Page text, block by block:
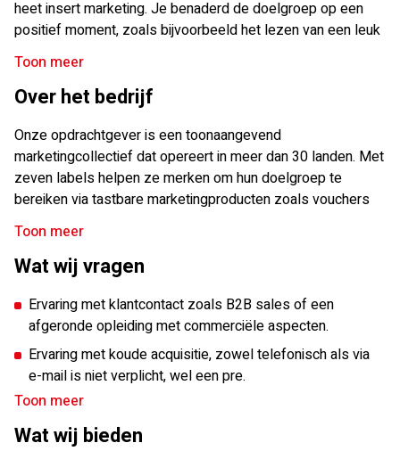
heet insert marketing. Je benaderd de doelgroep op een
positief moment, zoals bijvoorbeeld het lezen van een leuk
tijdschrift of het openen van een pakketje. Als
accountmanager zorg je ervoor dat insert marketing een
integraal onderdeel wordt van de marketingmix van
leads op en werk je aan koude acquisitie via telefoon, e-
mail, face-to-face en LinkedIn. Naast klantcontact, werk je
nauw samen met de Head of Sales en het team om
strategische verkoopkansen te benutten en processen te
optimaliseren. Deels werk je vanuit huis en deels vanuit het
Toon meer
Over het bedrijf
Onze opdrachtgever is een toonaangevend
marketingcollectief dat opereert in meer dan 30 landen. Met
zeven labels helpen ze merken om hun doelgroep te
bereiken via tastbare marketingproducten zoals vouchers
en giftcards. Duurzaamheid is belangrijk voor het bedrijf:
voor elke 1.000 inserts wordt een boom geplant in
Madagaskar. Het team bestaat uit meer dan 200
plezier en resultaat hand in hand gaan.
Geen zorgen! Onze opdrachtgever biedt een uitgebreid
inwerktraject met grondige trainingen en wekelijkse
coachingsessies om jou verder te laten groeien. Dankzij de
samenwerking binnen het team sta je er nooit alleen voor.
Toon meer
Wat wij vragen
Ervaring met klantcontact zoals B2B sales of een
afgeronde opleiding met commerciële aspecten.
Ervaring met koude acquisitie, zowel telefonisch als via
e-mail is niet verplicht, wel een pre.
Een ondernemende en gedreven mindset.
Affiniteit of interesse in marketing.
Toon meer
Wat wij bieden